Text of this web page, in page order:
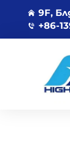
9F,
+86-